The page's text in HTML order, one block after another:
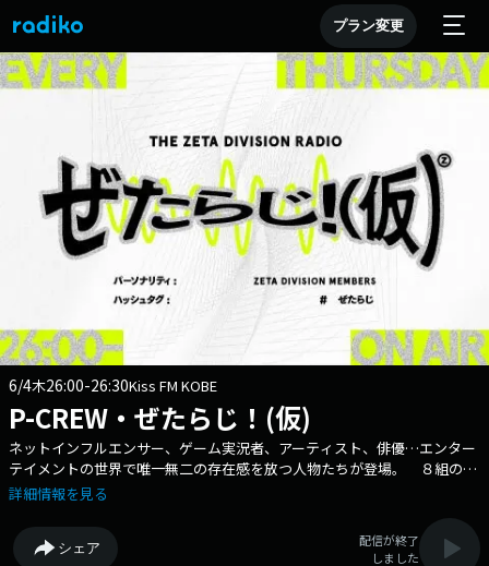
プラン変更
6/4木26:00-26:30Kiss FM KOBE
P-CREW・ぜたらじ！(仮)
ネットインフルエンサー、ゲーム実況者、アーティスト、俳優…エンター
テイメントの世界で唯一無二の存在感を放つ人物たちが登場。 ８組の異
なる出演者（CREW）たちのそれぞれにプロデュース（Procedure）する
CREW（ピー・クルー）」 番組Webサイト：https://audee-
membership.jp/fanta/ メッセージフォーム：
詳細情報を見る
シェア
配信が終了
しました